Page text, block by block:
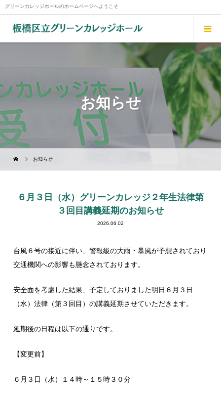
グリーンカレッジホールのホームページへようこそ
お知らせ
お知らせ
６月３日（水）グリーンカレッジ２年生法律第
３回目講義延期のお知らせ
2026.06.02
台風６号の接近に伴い、警報級の大雨・暴風が予想されており
交通機関への影響も懸念されております。
安全面を考慮した結果、予定しておりました明日６月３日
（水）法律（第３回目）の講義延期させていただきます。
延期後の日程は以下の通りです。
【変更前】
６月３日（水）１４時～１５時３０分